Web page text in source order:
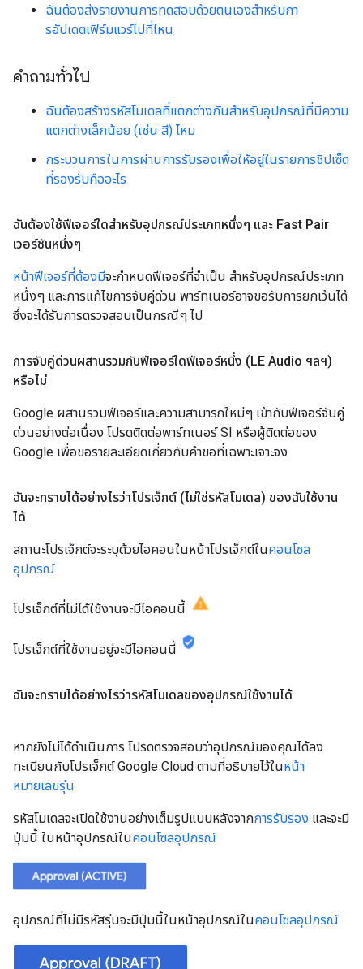
ฉันต้องส่งรายงานการทดสอบด้วยตนเองสำหรับกา
รอัปเดตเฟิร์มแวร์ไปที่ไหน
คำถามทั่วไป
ฉันต้องสร้างรหัสโมเดลที่แตกต่างกันสำหรับอุปกรณ์ที่มีความ
แตกต่างเล็กน้อย (เช่น สี) ไหม
กระบวนการในการผ่านการรับรองเพื่อให้อยู่ในรายการชิปเซ็ต
ที่รองรับคืออะไร
ฉันต้องใช้ฟีเจอร์ใดสำหรับอุปกรณ์ประเภทหนึ่งๆ และ Fast Pair
เวอร์ชันหนึ่งๆ
หน้าฟีเจอร์ที่ต้องมีจะกำหนดฟีเจอร์ที่จำเป็น สำหรับอุปกรณ์ประเภท
หนึ่งๆ และการแก้ไขการจับคู่ด่วน พาร์ทเนอร์อาจขอรับการยกเว้นได้
ซึ่งจะได้รับการตรวจสอบเป็นกรณีๆ ไป
การจับคู่ด่วนผสานรวมกับฟีเจอร์ใดฟีเจอร์หนึ่ง (LE Audio ฯลฯ)
หรือไม่
Google ผสานรวมฟีเจอร์และความสามารถใหม่ๆ เข้ากับฟีเจอร์จับคู่
ด่วนอย่างต่อเนื่อง โปรดติดต่อพาร์ทเนอร์ SI หรือผู้ติดต่อของ
Google เพื่อขอรายละเอียดเกี่ยวกับคำขอที่เฉพาะเจาะจง
ฉันจะทราบได้อย่างไรว่าโปรเจ็กต์ (ไม่ใช่รหัสโมเดล) ของฉันใช้งาน
ได้
สถานะโปรเจ็กต์จะระบุด้วยไอคอนในหน้าโปรเจ็กต์ในคอนโซล
อุปกรณ์
โปรเจ็กต์ที่ไม่ได้ใช้งานจะมีไอคอนนี้
โปรเจ็กต์ที่ใช้งานอยู่จะมีไอคอนนี้
ฉันจะทราบได้อย่างไรว่ารหัสโมเดลของอุปกรณ์ใช้งานได้
หากยังไม่ได้ดำเนินการ โปรดตรวจสอบว่าอุปกรณ์ของคุณได้ลง
ทะเบียนกับโปรเจ็กต์ Google Cloud ตามที่อธิบายไว้ในหน้า
หมายเลขรุ่น
รหัสโมเดลจะเปิดใช้งานอย่างเต็มรูปแบบหลังจากการรับรอง และจะมี
ปุ่มนี้ ในหน้าอุปกรณ์ในคอนโซลอุปกรณ์
อุปกรณ์ที่ไม่มีรหัสรุ่นจะมีปุ่มนี้ในหน้าอุปกรณ์ในคอนโซลอุปกรณ์